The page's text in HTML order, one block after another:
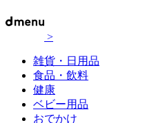
>
雑貨・日用品
食品・飲料
健康
ベビー用品
おでかけ